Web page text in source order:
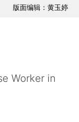
版面编辑：黄玉婷
Worker in